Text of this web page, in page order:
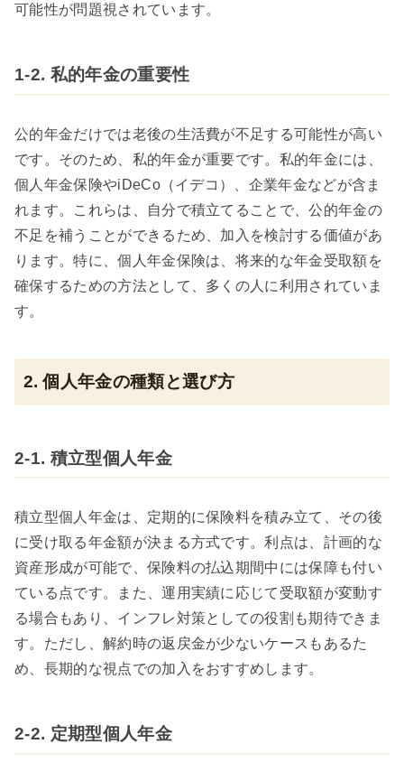
可能性が問題視されています。
1-2. 私的年金の重要性
公的年金だけでは老後の生活費が不足する可能性が高い
です。そのため、私的年金が重要です。私的年金には、
個人年金保険やiDeCo（イデコ）、企業年金などが含ま
れます。これらは、自分で積立てることで、公的年金の
不足を補うことができるため、加入を検討する価値があ
ります。特に、個人年金保険は、将来的な年金受取額を
確保するための方法として、多くの人に利用されていま
す。
2. 個人年金の種類と選び方
2-1. 積立型個人年金
積立型個人年金は、定期的に保険料を積み立て、その後
に受け取る年金額が決まる方式です。利点は、計画的な
資産形成が可能で、保険料の払込期間中には保障も付い
ている点です。また、運用実績に応じて受取額が変動す
る場合もあり、インフレ対策としての役割も期待できま
す。ただし、解約時の返戻金が少ないケースもあるた
め、長期的な視点での加入をおすすめします。
2-2. 定期型個人年金